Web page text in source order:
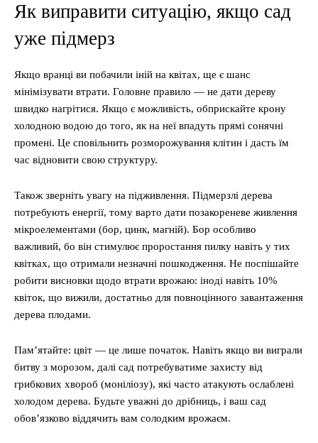
Як виправити ситуацію, якщо сад
уже підмерз
Якщо вранці ви побачили іній на квітах, ще є шанс
мінімізувати втрати. Головне правило — не дати дереву
швидко нагрітися. Якщо є можливість, обприскайте крону
холодною водою до того, як на неї впадуть прямі сонячні
промені. Це сповільнить розморожування клітин і дасть їм
час відновити свою структуру.
Також зверніть увагу на підживлення. Підмерзлі дерева
потребують енергії, тому варто дати позакореневе живлення
мікроелементами (бор, цинк, магній). Бор особливо
важливий, бо він стимулює проростання пилку навіть у тих
квітках, що отримали незначні пошкодження. Не поспішайте
робити висновки щодо втрати врожаю: іноді навіть 10%
квіток, що вижили, достатньо для повноцінного завантаження
дерева плодами.
Пам’ятайте: цвіт — це лише початок. Навіть якщо ви виграли
битву з морозом, далі сад потребуватиме захисту від
грибкових хвороб (моніліозу), які часто атакують ослаблені
холодом дерева. Будьте уважні до дрібниць, і ваш сад
обов’язково віддячить вам солодким врожаєм.